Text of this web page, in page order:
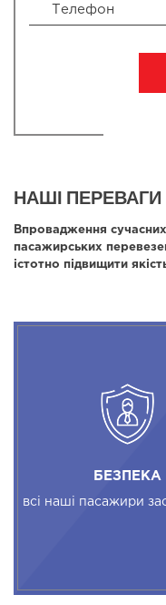
НАШІ ПЕРЕВАГИ
Впровадження
пасажирських
істотно підвищити
БЕЗПЕКА
всі наші пасажири